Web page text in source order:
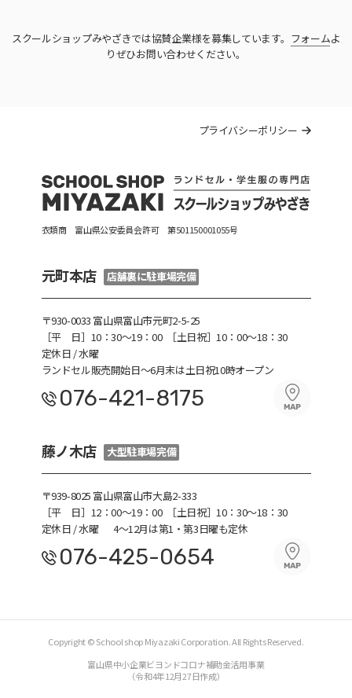
スクールショップみやざきでは協賛企業様を募集しています。 フォームよ
りぜひお問い合わせください。
プライバシーポリシー
衣類商 富山県公安委員会許可 第501150001055号
元町本店 店舗裏に駐車場完備
〒930-0033 富山県富山市元町2-5-25
［平 日］10：30〜19：00
［土日祝］10：00～18：30
定休日 / 水曜
ランドセル販売開始日～6月末は土日祝10時オープン
076-421-8175
藤ノ木店 大型駐車場完備
〒939-8025 富山県富山市大島2-333
［平 日］12：00～19：00
［土日祝］10：30～18：30
定休日 / 水曜
4～12月は第1・第3日曜も定休
076-425-0654
Copyright © School shop Miyazaki Corporation. All Rights Reserved.
富山県中小企業ビヨンドコロナ補助金活用事業
（令和4年12月27日作成）